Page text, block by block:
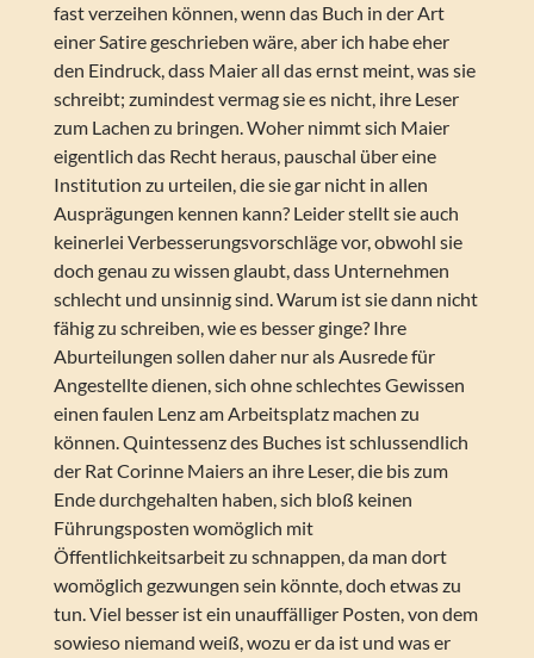
fast verzeihen können, wenn das Buch in der Art
einer Satire geschrieben wäre, aber ich habe eher
den Eindruck, dass Maier all das ernst meint, was sie
schreibt; zumindest vermag sie es nicht, ihre Leser
zum Lachen zu bringen. Woher nimmt sich Maier
eigentlich das Recht heraus, pauschal über eine
Institution zu urteilen, die sie gar nicht in allen
Ausprägungen kennen kann? Leider stellt sie auch
keinerlei Verbesserungsvorschläge vor, obwohl sie
doch genau zu wissen glaubt, dass Unternehmen
schlecht und unsinnig sind. Warum ist sie dann nicht
fähig zu schreiben, wie es besser ginge? Ihre
Aburteilungen sollen daher nur als Ausrede für
Angestellte dienen, sich ohne schlechtes Gewissen
einen faulen Lenz am Arbeitsplatz machen zu
können. Quintessenz des Buches ist schlussendlich
der Rat Corinne Maiers an ihre Leser, die bis zum
Ende durchgehalten haben, sich bloß keinen
Führungsposten womöglich mit
Öffentlichkeitsarbeit zu schnappen, da man dort
womöglich gezwungen sein könnte, doch etwas zu
tun. Viel besser ist ein unauffälliger Posten, von dem
sowieso niemand weiß, wozu er da ist und was er